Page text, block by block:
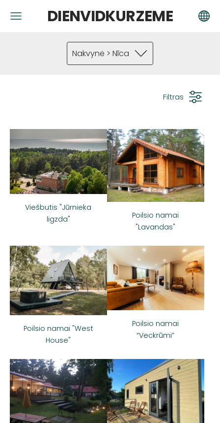
DIENVIDKURZEME
Nakvynė > Nīca
Filtras
Viešbutis "Jūrnieka
ligzda"
Poilsio namai
"Lavandas"
Poilsio namai "West
House"
Poilsio namai
“Veckrūmi”